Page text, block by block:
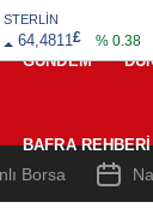
STERLİN
64,4811£ % 0.38
GÜNDEM
BAFRA REHBERI
Borsa